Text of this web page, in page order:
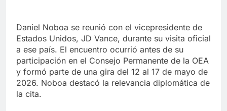
Daniel Noboa se reunió con el vicepresidente de
Estados Unidos, JD Vance, durante su visita oficial
a ese país. El encuentro ocurrió antes de su
participación en el Consejo Permanente de la OEA
y formó parte de una gira del 12 al 17 de mayo de
2026. Noboa destacó la relevancia diplomática de
la cita.